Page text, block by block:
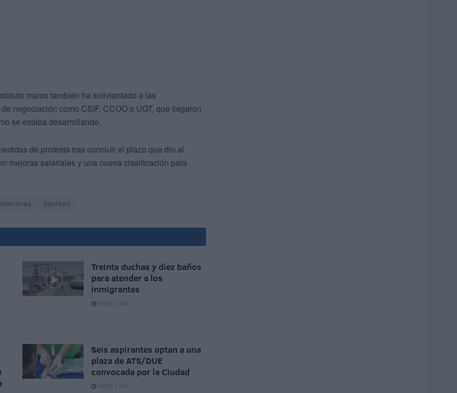
marco también ha soliviantado a las
negociación como CSIF, CCOO o UGT, que llegaron
se estaba desarrollando.
de protesta tras concluir el plazo que dio al
mejoras salariales y una nueva clasificación para
Sanidad
Treinta duchas y diez baños
para atender a los
inmigrantes
HACE 1 DÍA
Seis aspirantes optan a una
plaza de ATS/DUE
convocada por la Ciudad
HACE 1 DÍA